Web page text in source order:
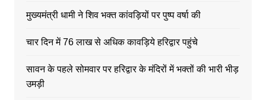
मुख्यमंत्री धामी ने शिव भक्त कांवड़ियों पर पुष्प वर्षा की
चार दिन में 76 लाख से अधिक कावड़िये हरिद्वार पहुंचे
सावन के पहले सोमवार पर हरिद्वार के मंदिरों में भक्तों की भारी भीड़
उमड़ी